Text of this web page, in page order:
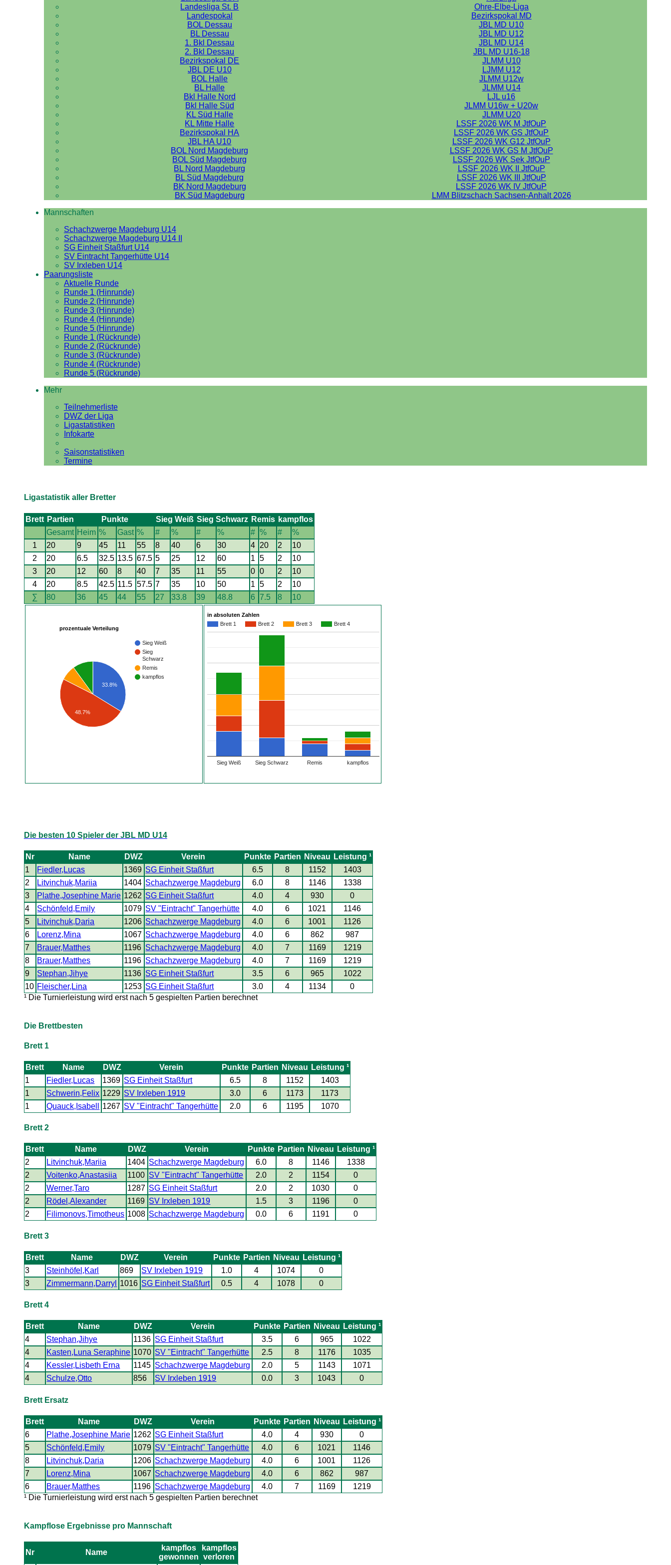
Landesliga St. B
Ohre-Elbe-Liga
Landespokal
Bezirkspokal MD
BOL Dessau
JBL MD U10
BL Dessau
JBL MD U12
1. Bkl Dessau
JBL MD U14
2. Bkl Dessau
JBL MD U16-18
Bezirkspokal DE
JLMM U10
JBL DE U10
LJMM U12
BOL Halle
JLMM U12w
BL Halle
JLMM U14
Bkl Halle Nord
LJL u16
Bkl Halle Süd
JLMM U16w + U20w
KL Süd Halle
JLMM U20
KL Mitte Halle
LSSF 2026 WK M JtfOuP
Bezirkspokal HA
LSSF 2026 WK GS JtfOuP
JBL HA U10
LSSF 2026 WK G12 JtfOuP
BOL Nord Magdeburg
LSSF 2026 WK GS M JtfOuP
BOL Süd Magdeburg
LSSF 2026 WK Sek JtfOuP
BL Nord Magdeburg
LSSF 2026 WK II JtfOuP
BL Süd Magdeburg
LSSF 2026 WK III JtfOuP
BK Nord Magdeburg
LSSF 2026 WK IV JtfOuP
BK Süd Magdeburg
LMM Blitzschach Sachsen-Anhalt 2026
Mannschaften
Schachzwerge Magdeburg U14
Schachzwerge Magdeburg U14 II
SG Einheit Staßfurt U14
SV Eintracht Tangerhütte U14
SV Irxleben U14
Paarungsliste
Aktuelle Runde
Runde 1 (Hinrunde)
Runde 2 (Hinrunde)
Runde 3 (Hinrunde)
Runde 4 (Hinrunde)
Runde 5 (Hinrunde)
Runde 1 (Rückrunde)
Runde 2 (Rückrunde)
Runde 3 (Rückrunde)
Runde 4 (Rückrunde)
Runde 5 (Rückrunde)
Mehr
Teilnehmerliste
DWZ der Liga
Ligastatistiken
Infokarte
Saisonstatistiken
Termine
Ligastatistik aller Bretter
Brett Partien Punkte Sieg Weiß Sieg Schwarz Remis kampflos
Gesamt Heim % Gast % # % # % # % #
%
1
20 9 45 11 55 8 40 6 30 4 20 2
10
2
20 6.5 32.5 13.5 67.5 5 25 12 60 1 5 2
10
3
20 12 60 8 40 7 35 11 55 0 0 2
10
4
20 8.5 42.5 11.5 57.5 7 35 10 50 1 5 2
10
∑
80 36 45 44 55 27 33.8 39 48.8 6 7.5 8 10
prozentuale Verteilung
Sieg Weiß
Sieg
Schwarz
Remis
kampflos
33.8%
48.7%
in absoluten Zahlen
Brett 1
Brett 2 Brett 3 Brett 4
Sieg Weiß Sieg Schwarz Remis kampflos
Die besten 10 Spieler der JBL MD U14
Nr Name DWZ Verein Punkte Partien Niveau Leistung ¹
1
Fiedler,Lucas 1369 SG Einheit Staßfurt 6.5 8 1152
1403
2
Litvinchuk,Mariia 1404 Schachzwerge Magdeburg 6.0 8 1146
1338
3
Plathe,Josephine Marie 1262 SG Einheit Staßfurt 4.0 4 930
0
4
Schönfeld,Emily 1079 SV "Eintracht" Tangerhütte 4.0 6 1021
1146
5
Litvinchuk,Daria 1206 Schachzwerge Magdeburg 4.0 6 1001
1126
6
Lorenz,Mina 1067 Schachzwerge Magdeburg 4.0 6 862
987
7
Brauer,Matthes 1196 Schachzwerge Magdeburg 4.0 7 1169
1219
8
Brauer,Matthes 1196 Schachzwerge Magdeburg 4.0 7 1169
1219
9
Stephan,Jihye 1136 SG Einheit Staßfurt 3.5 6 965
1022
10 Fleischer,Lina 1253 SG Einheit Staßfurt 3.0 4 1134
0
¹ Die Turnierleistung wird erst nach 5 gespielten Partien berechnet
Die Brettbesten
Brett 1
Brett Name DWZ Verein Punkte Partien Niveau Leistung ¹
1
Fiedler,Lucas 1369 SG Einheit Staßfurt 6.5 8 1152
1403
1
Schwerin,Felix 1229 SV Irxleben 1919 3.0 6 1173
1173
1
Quauck,Isabell 1267 SV "Eintracht" Tangerhütte 2.0 6 1195 1070
Brett 2
Brett Name DWZ Verein Punkte Partien Niveau Leistung ¹
2
Litvinchuk,Mariia 1404 Schachzwerge Magdeburg 6.0 8 1146
1338
2
Voitenko,Anastasiia 1100 SV "Eintracht" Tangerhütte 2.0 2 1154
0
2
Werner,Taro 1287 SG Einheit Staßfurt 2.0 2 1030
0
2
Rödel,Alexander 1169 SV Irxleben 1919 1.5 3 1196
0
2
Filimonovs,Timotheus 1008 Schachzwerge Magdeburg 0.0 6 1191 0
Brett 3
Brett Name DWZ Verein Punkte Partien Niveau Leistung ¹
3
Steinhöfel,Karl 869 SV Irxleben 1919 1.0 4 1074
0
3
Zimmermann,Darryl 1016 SG Einheit Staßfurt 0.5 4 1078 0
Brett 4
Brett Name DWZ Verein Punkte Partien Niveau Leistung ¹
4
Stephan,Jihye 1136 SG Einheit Staßfurt 3.5 6 965
1022
4
Kasten,Luna Seraphine 1070 SV "Eintracht" Tangerhütte 2.5 8 1176
1035
4
Kessler,Lisbeth Erna 1145 Schachzwerge Magdeburg 2.0 5 1143
1071
4
Schulze,Otto 856 SV Irxleben 1919 0.0 3 1043 0
Brett Ersatz
Brett Name DWZ Verein Punkte Partien Niveau Leistung ¹
6
Plathe,Josephine Marie 1262 SG Einheit Staßfurt 4.0 4 930
0
5
Schönfeld,Emily 1079 SV "Eintracht" Tangerhütte 4.0 6 1021
1146
8
Litvinchuk,Daria 1206 Schachzwerge Magdeburg 4.0 6 1001
1126
7
Lorenz,Mina 1067 Schachzwerge Magdeburg 4.0 6 862
987
6
Brauer,Matthes 1196 Schachzwerge Magdeburg 4.0 7 1169
1219
¹ Die Turnierleistung wird erst nach 5 gespielten Partien berechnet
Kampflose Ergebnisse pro Mannschaft
Nr Name
kampflos
gewonnen
kampflos
verloren